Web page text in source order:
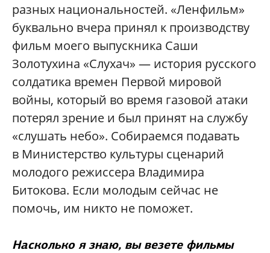
разных национальностей. «Ленфильм»
буквально вчера принял к производству
фильм моего выпускника Саши
Золотухина «Слухач» — история русского
солдатика времен Первой мировой
войны, который во время газовой атаки
потерял зрение и был принят на службу
«слушать небо». Собираемся подавать
в Министерство культуры сценарий
молодого режиссера Владимира
Битокова. Если молодым сейчас не
помочь, им никто не поможет.
Насколько я знаю, вы везете фильмы